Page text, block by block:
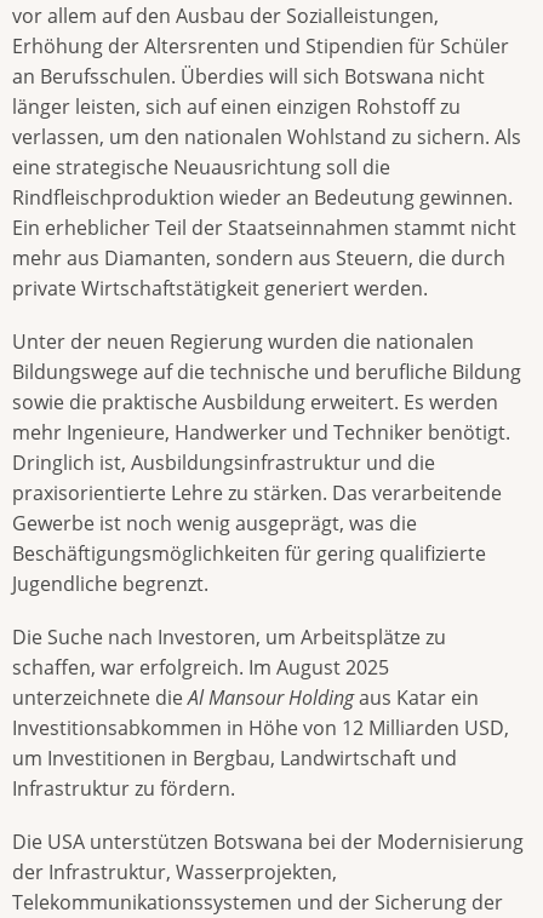
vor allem auf den Ausbau der Sozialleistungen,
Erhöhung der Altersrenten und Stipendien für Schüler
an Berufsschulen. Überdies will sich Botswana nicht
länger leisten, sich auf einen einzigen Rohstoff zu
verlassen, um den nationalen Wohlstand zu sichern. Als
eine strategische Neuausrichtung soll die
Rindfleischproduktion wieder an Bedeutung gewinnen.
Ein erheblicher Teil der Staatseinnahmen stammt nicht
mehr aus Diamanten, sondern aus Steuern, die durch
private Wirtschaftstätigkeit generiert werden.
Unter der neuen Regierung wurden die nationalen
Bildungswege auf die technische und berufliche Bildung
sowie die praktische Ausbildung erweitert. Es werden
mehr Ingenieure, Handwerker und Techniker benötigt.
Dringlich ist, Ausbildungsinfrastruktur und die
praxisorientierte Lehre zu stärken. Das verarbeitende
Gewerbe ist noch wenig ausgeprägt, was die
Beschäftigungsmöglichkeiten für gering qualifizierte
Jugendliche begrenzt.
Die Suche nach Investoren, um Arbeitsplätze zu
schaffen, war erfolgreich. Im August 2025
unterzeichnete dieAl Mansour Holdingaus Katar ein
Investitionsabkommen in Höhe von 12 Milliarden USD,
um Investitionen in Bergbau, Landwirtschaft und
Infrastruktur zu fördern.
Die USA unterstützen Botswana bei der Modernisierung
der Infrastruktur, Wasserprojekten,
Telekommunikationssystemen und der Sicherung der